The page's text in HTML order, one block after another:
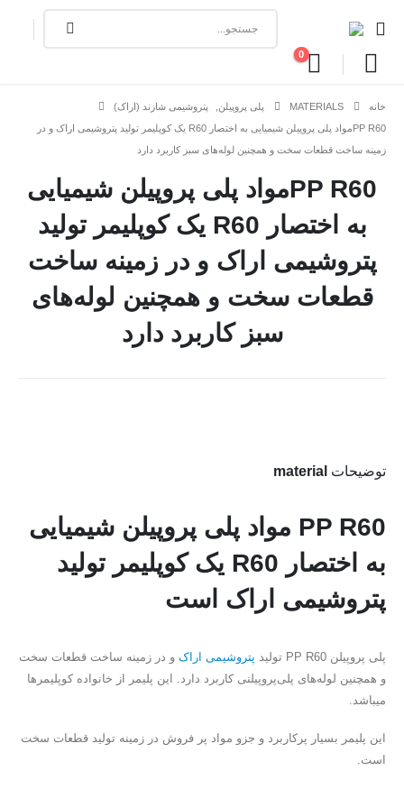
0
خانه MATERIALS پلی پروپیلن
پتروشیمی شازند (اراک)
PP R60مواد پلی پروپیلن شیمیایی به اختصار R60 یک کوپلیمر تولید پتروشیمی اراک و در
زمینه ساخت قطعات سخت و همچنین لوله‌های سبز کاربرد دارد
PP R60مواد پلی پروپیلن شیمیایی
به اختصار R60 یک کوپلیمر تولید
پتروشیمی اراک و در زمینه ساخت
قطعات سخت و همچنین لوله‌های
سبز کاربرد دارد
توضیحات material
PP R60 مواد پلی پروپیلن شیمیایی
به اختصار R60 یک کوپلیمر تولید
پتروشیمی اراک است
پلی پروپیلن PP R60 تولید پتروشیمی اراک و در زمینه ساخت قطعات سخت
و همچنین لوله‌های پلی‌پروپیلنی کاربرد دارد. این پلیمر از خانواده کوپلیمرها
میباشد.
این پلیمر بسیار پرکاربرد و جزو مواد پر فروش در زمینه تولید قطعات سخت
است.